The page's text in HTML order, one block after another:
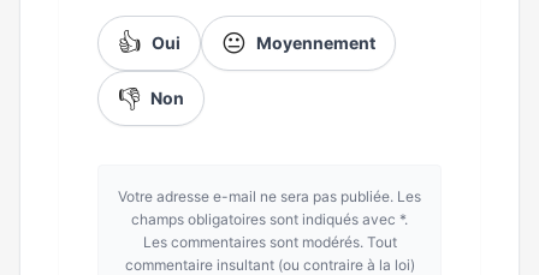
👍 Oui 😐 Moyennement
👎 Non
Votre adresse e-mail ne sera pas publiée. Les
champs obligatoires sont indiqués avec *.
Les commentaires sont modérés. Tout
commentaire insultant (ou contraire à la loi)